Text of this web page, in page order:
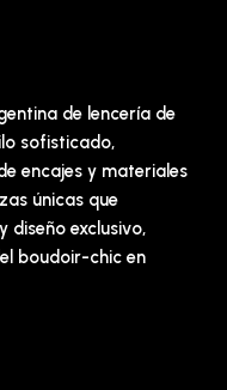
de lencería de
sofisticado,
encajes y materiales
únicas que
diseño exclusivo,
boudoir-chic en